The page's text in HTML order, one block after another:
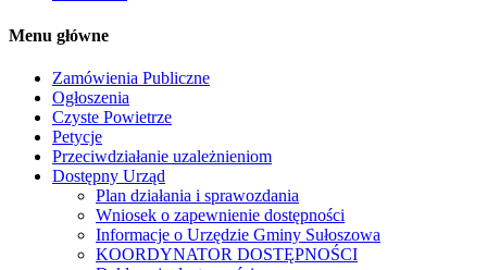
Menu główne
Zamówienia Publiczne
Ogłoszenia
Czyste Powietrze
Petycje
Przeciwdziałanie uzależnieniom
Dostępny Urząd
Plan działania i sprawozdania
Wniosek o zapewnienie dostępności
Informacje o Urzędzie Gminy Sułoszowa
KOORDYNATOR DOSTĘPNOŚCI